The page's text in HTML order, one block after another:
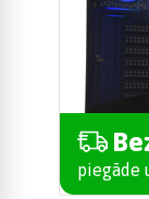
piegāde